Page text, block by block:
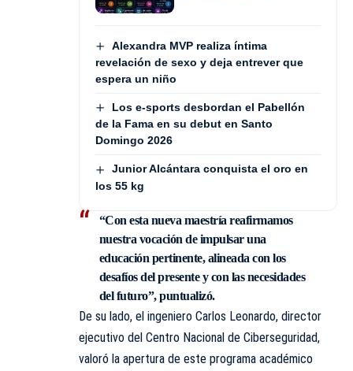
Alexandra MVP realiza íntima
revelación de sexo y deja entrever que
espera un niño
Los e-sports desbordan el Pabellón
de la Fama en su debut en Santo
Domingo 2026
Junior Alcántara conquista el oro en
los 55 kg
“Con esta nueva maestría reafirmamos
nuestra vocación de impulsar una
educación pertinente, alineada con los
desafíos del presente y con las necesidades
del futuro”, puntualizó.
De su lado, el ingeniero Carlos Leonardo, director
ejecutivo del Centro Nacional de Ciberseguridad,
valoró la apertura de este programa académico